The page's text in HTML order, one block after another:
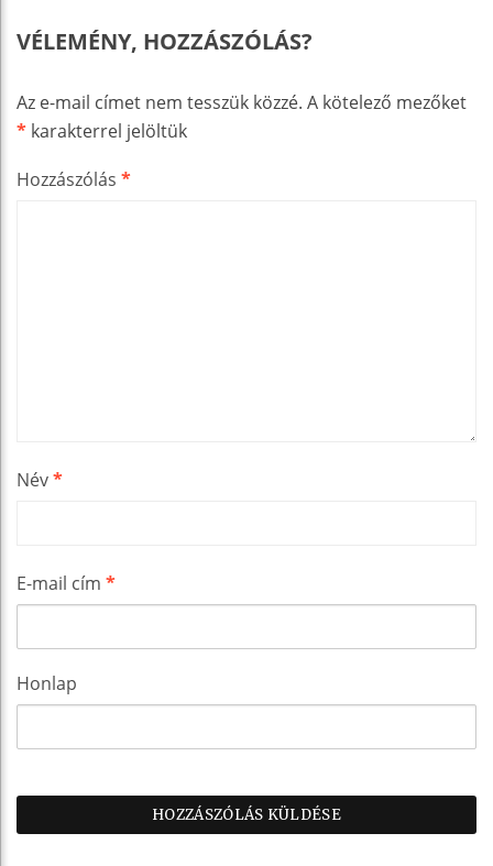
VÉLEMÉNY, HOZZÁSZÓLÁS?
Az e-mail címet nem tesszük közzé. A kötelező mezőket
* karakterrel jelöltük
Hozzászólás *
Név*
E-mail cím *
Honlap